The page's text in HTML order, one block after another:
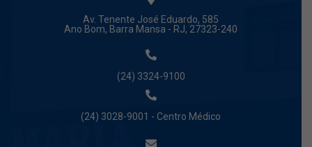
Av. Tenente José Eduardo, 585
Ano Bom, Barra Mansa - RJ, 27323-240
(24) 3324-9100
(24) 3028-9001 - Centro Médico